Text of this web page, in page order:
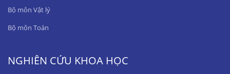
Bộ môn Vật lý
Bộ môn Toán
NGHIÊN CỨU KHOA HỌC